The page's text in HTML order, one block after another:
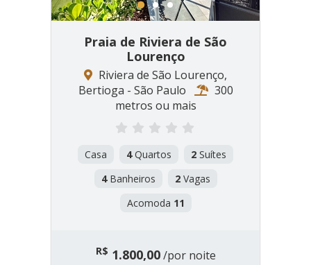
1 2 3
Praia de Riviera de São
Lourenço
Riviera de São Lourenço,
Bertioga - São Paulo
300
metros ou mais
Casa 4Quartos 2 Suítes
4Banheiros 2Vagas
Acomoda 11
R$ 1.800,00/por noite